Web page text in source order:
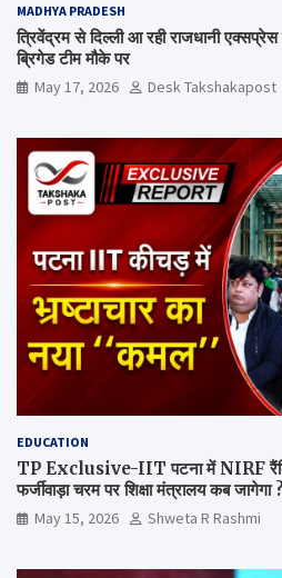
MADHYA PRADESH
त्रिवेंद्रम से दिल्ली आ रही राजधानी
ब्रिगेड टीम मौके पर
May 17, 2026 Desk Takshakapost
EDUCATION
TP Exclusive-IIT पटना में NIRF
फर्जीवाड़ा चरम पर शिक्षा मंत्रालय कब जागेगा
May 15, 2026 Shweta R Rashmi